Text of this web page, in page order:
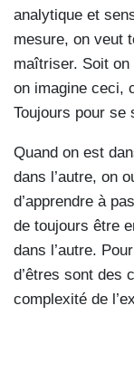
analytique et
mesure, on veut
maîtriser. Soit on
on imagine ceci,
Toujours pour se
Quand on est
dans l’autre, on
d’apprendre à
de toujours être
dans l’autre.
d’êtres sont des
complexité de